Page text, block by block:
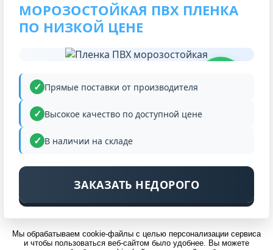
МОРОЗОСТОЙКАЯ ПВХ ПЛЕНКА
ПО НИЗКОЙ ЦЕНЕ
Прямые поставки от производителя
Высокое качество по доступной цене
В наличии на складе
ЗАКАЗАТЬ НЕДОРОГО
Мы обрабатываем cookie-файлы с целью персонализации сервиса
и чтобы пользоваться веб-сайтом было удобнее. Вы можете